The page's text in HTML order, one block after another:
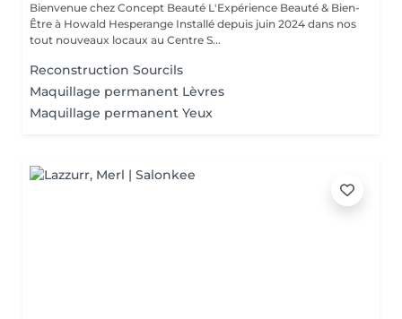
Bienvenue chez Concept Beauté L'Expérience Beauté & Bien-
Être à Howald Hesperange Installé depuis juin 2024 dans nos
tout nouveaux locaux au Centre S...
Reconstruction Sourcils
Maquillage permanent Lèvres
Maquillage permanent Yeux